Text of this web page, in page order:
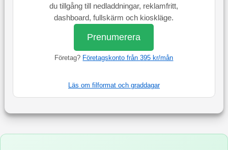
du tillgång till nedladdningar, reklamfritt,
dashboard, fullskärm och kioskläge.
Prenumerera
Företag? Företagskonto från 395 kr/mån
Läs om filformat och graddagar